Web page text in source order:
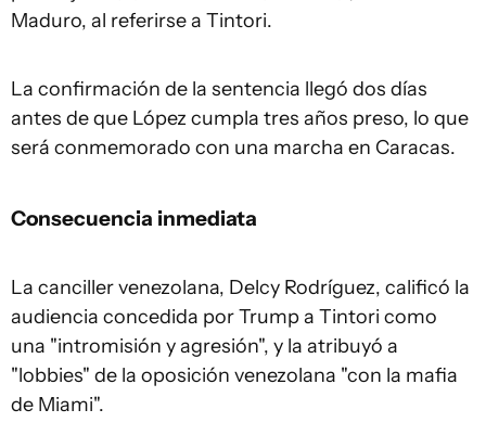
Maduro, al referirse a Tintori.
La confirmación de la sentencia llegó dos días
antes de que López cumpla tres años preso, lo que
será conmemorado con una marcha en Caracas.
Consecuencia inmediata
La canciller venezolana, Delcy Rodríguez, calificó la
audiencia concedida por Trump a Tintori como
una "intromisión y agresión", y la atribuyó a
"lobbies" de la oposición venezolana "con la mafia
de Miami".